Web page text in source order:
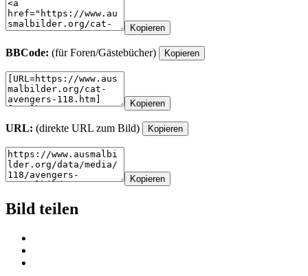
Kopieren
BBCode: (für Foren/Gästebücher) Kopieren
Kopieren
URL: (direkte URL zum Bild) Kopieren
Kopieren
Bild teilen